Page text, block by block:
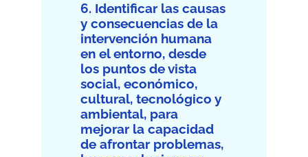
6. Identificar las causas
y consecuencias de la
intervención humana
en el entorno, desde
los puntos de vista
social, económico,
cultural, tecnológico y
ambiental, para
mejorar la capacidad
de afrontar problemas,